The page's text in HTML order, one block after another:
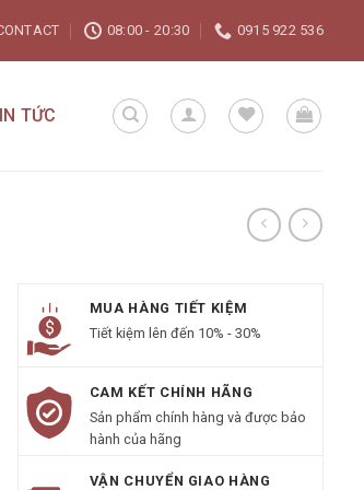
08:00 - 20:30 0915 922 536
TỨC
MUA HÀNG TIẾT KIỆM
Tiết kiệm lên đến 10% - 30%
CAM KẾT CHÍNH HÃNG
Sản phẩm chính hàng và được bảo
hành của hãng
VẬN CHUYỂN GIAO HÀNG